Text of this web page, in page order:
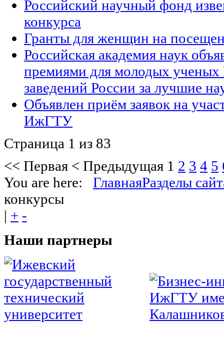
Российский научный фонд
конкурса
Гранты для женщин на
Российская академия наук
премиями для молодых ученых
заведений России за лучшие
Объявлен приём заявок на
ИжГТУ
Страница 1 из 83
<< Первая < Предыдущая 1 2 3 4 5
You are here: ГлавнаяРазделы
конкурсы
| + -
Наши партнеры